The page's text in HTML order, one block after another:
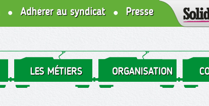
Adhérer au syndicat Presse
LES MÉTIERS ORGANISATION